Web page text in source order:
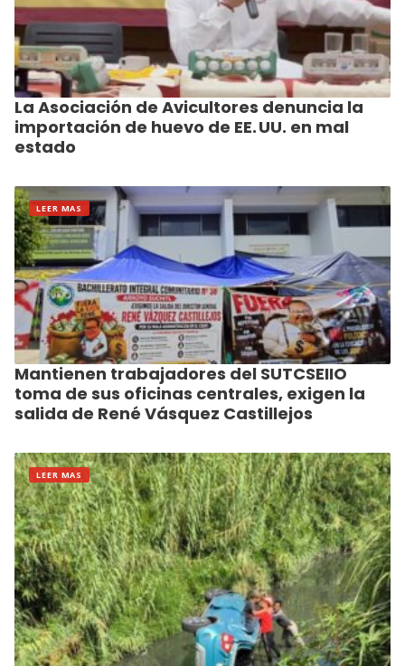
La Asociación de Avicultores denuncia la
importación de huevo de EE. UU. en mal
estado
LEER MAS
Mantienen trabajadores del SUTCSEIIO
toma de sus oficinas centrales, exigen la
salida de René Vásquez Castillejos
LEER MAS